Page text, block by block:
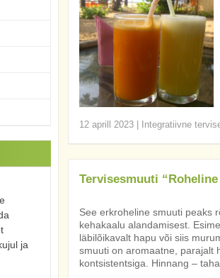
12 aprill 2023| Integratiivne
Tervisesmuuti “Roheline
See erkroheline smuuti peaks
kehakaalu alandamisest.
läbilõikavalt hapu või siis
smuuti on aromaatne, parajalt
kontsistentsiga. Hinnang –
ja